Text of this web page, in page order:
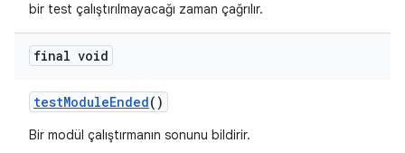
bir test çalıştırılmayacağı zaman çağrılır.
final void
testModuleEnded()
Bir modül çalıştırmanın sonunu bildirir.